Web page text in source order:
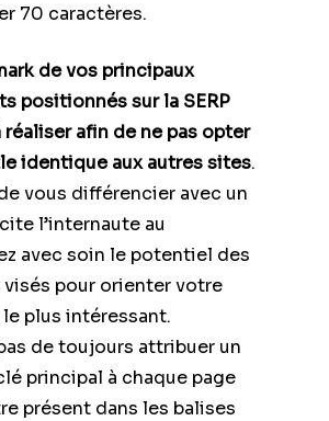
70 caractères.
de vos principaux
positionnés sur la SERP
réaliser afin de ne pas opter
identique aux autres sites.
vous différencier avec un
l’internaute au
avec soin le potentiel des
pour orienter votre
plus intéressant.
de toujours attribuer un
principal à chaque page
présent dans les balises